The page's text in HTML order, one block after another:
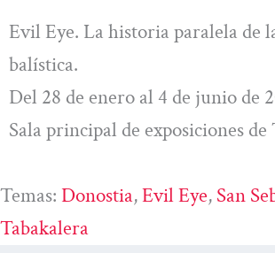
Evil Eye. La historia paralela de
balística.
Del 28 de enero al 4 de junio de
Sala principal de exposiciones de
Temas: Donostia, Evil Eye, San
Tabakalera